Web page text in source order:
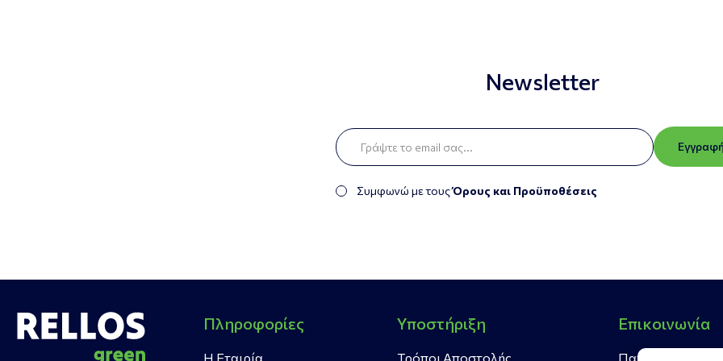
Newsletter
Εγγραφή
Συμφωνώ με τουςΌρους και Προϋποθέσεις
Πληροφορίες
Η Εταιρία
Υποστήριξη
Τρόποι Αποστολής
Επικοινωνία
Πατρών Πύργου